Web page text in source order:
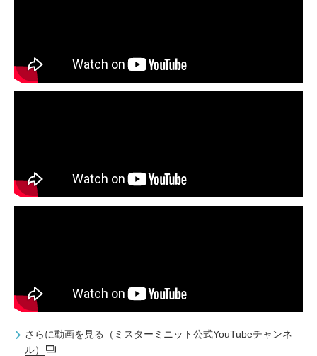
さらに動画を見る（ミスターミニット公式YouTubeチャンネ
ル）